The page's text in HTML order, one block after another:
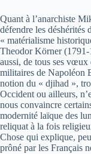
Quant à l’anarchiste
défendre les
« matérialisme
Theodor Körner (1791-
aussi, de tous ses vœux
militaires de Napoléon
notion du « djihad »,
Occident ou ailleurs,
nous convaincre
modernité laïque des
reliquat à la fois
Chose qui explique,
prôné par les Français